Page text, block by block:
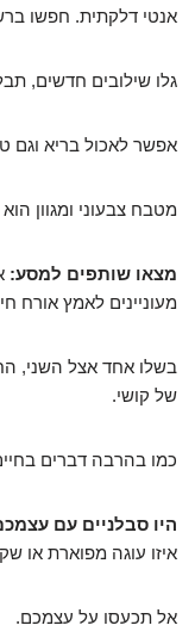
אנטי דלקתית. חפשו
גלו שילובים חדשים,
אפשר לאכול בריא וגם
מטבח צבעוני ומגוון
מצאו שותפים למסע:
מעוניינים לאמץ אורח
בשלו אחד אצל השני,
של קושי.
כמו בהרבה דברים
היו סבלניים עם
איזו עוגה מפוארת או
אל תכעסו על עצמכם.